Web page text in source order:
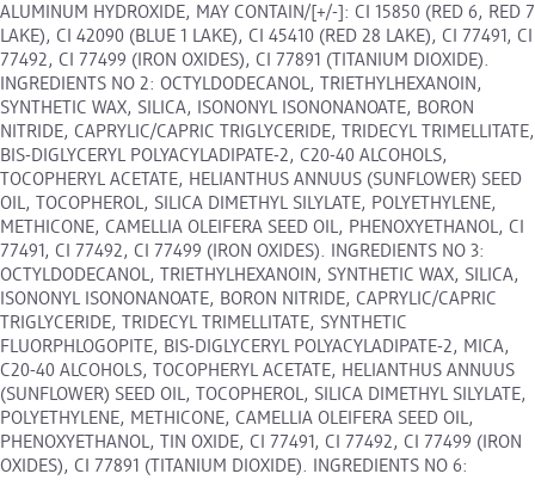
ALUMINUM HYDROXIDE, MAY CONTAIN/[+/-]: CI 15850 (RED 6, RED 7
LAKE), CI 42090 (BLUE 1 LAKE), CI 45410 (RED 28 LAKE), CI 77491, CI
77492, CI 77499 (IRON OXIDES), CI 77891 (TITANIUM DIOXIDE).
INGREDIENTS NO 2: OCTYLDODECANOL, TRIETHYLHEXANOIN,
SYNTHETIC WAX, SILICA, ISONONYL ISONONANOATE, BORON
NITRIDE, CAPRYLIC/CAPRIC TRIGLYCERIDE, TRIDECYL TRIMELLITATE,
BIS-DIGLYCERYL POLYACYLADIPATE-2, C20-40 ALCOHOLS,
TOCOPHERYL ACETATE, HELIANTHUS ANNUUS (SUNFLOWER) SEED
OIL, TOCOPHEROL, SILICA DIMETHYL SILYLATE, POLYETHYLENE,
METHICONE, CAMELLIA OLEIFERA SEED OIL, PHENOXYETHANOL, CI
77491, CI 77492, CI 77499 (IRON OXIDES). INGREDIENTS NO 3:
OCTYLDODECANOL, TRIETHYLHEXANOIN, SYNTHETIC WAX, SILICA,
ISONONYL ISONONANOATE, BORON NITRIDE, CAPRYLIC/CAPRIC
TRIGLYCERIDE, TRIDECYL TRIMELLITATE, SYNTHETIC
FLUORPHLOGOPITE, BIS-DIGLYCERYL POLYACYLADIPATE-2, MICA,
C20-40 ALCOHOLS, TOCOPHERYL ACETATE, HELIANTHUS ANNUUS
(SUNFLOWER) SEED OIL, TOCOPHEROL, SILICA DIMETHYL SILYLATE,
POLYETHYLENE, METHICONE, CAMELLIA OLEIFERA SEED OIL,
PHENOXYETHANOL, TIN OXIDE, CI 77491, CI 77492, CI 77499 (IRON
OXIDES), CI 77891 (TITANIUM DIOXIDE). INGREDIENTS NO 6: